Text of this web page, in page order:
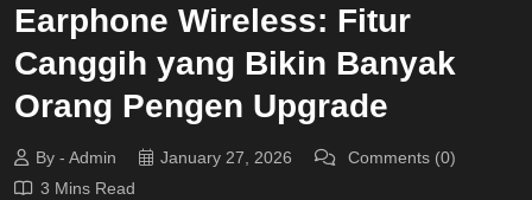
Earphone Wireless: Fitur
Canggih yang Bikin Banyak
Orang Pengen Upgrade
By - Admin January 27, 2026
Comments (0)
3 Mins Read